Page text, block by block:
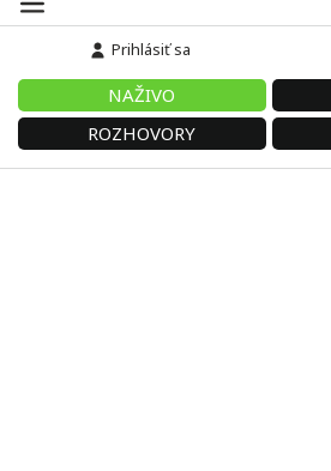
Prihlásiť sa
NAŽIVO
ROZHOVORY